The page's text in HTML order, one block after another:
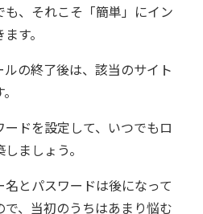
、それこそ「簡単」にイン
す。
の終了後は、該当のサイト
ドを設定して、いつでもロ
ましょう。
とパスワードは後になって
、当初のうちはあまり悩む